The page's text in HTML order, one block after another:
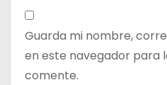
Guarda mi nombre,
en este navegador para
comente.